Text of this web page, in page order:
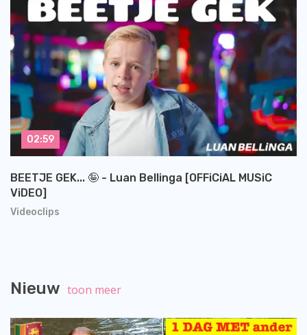
Videoclips
BEETJE GEK... 🤪 - Luan Bellinga [OFFiCiAL MUSiC
ViDEO]
02:59
Nieuw toon meer